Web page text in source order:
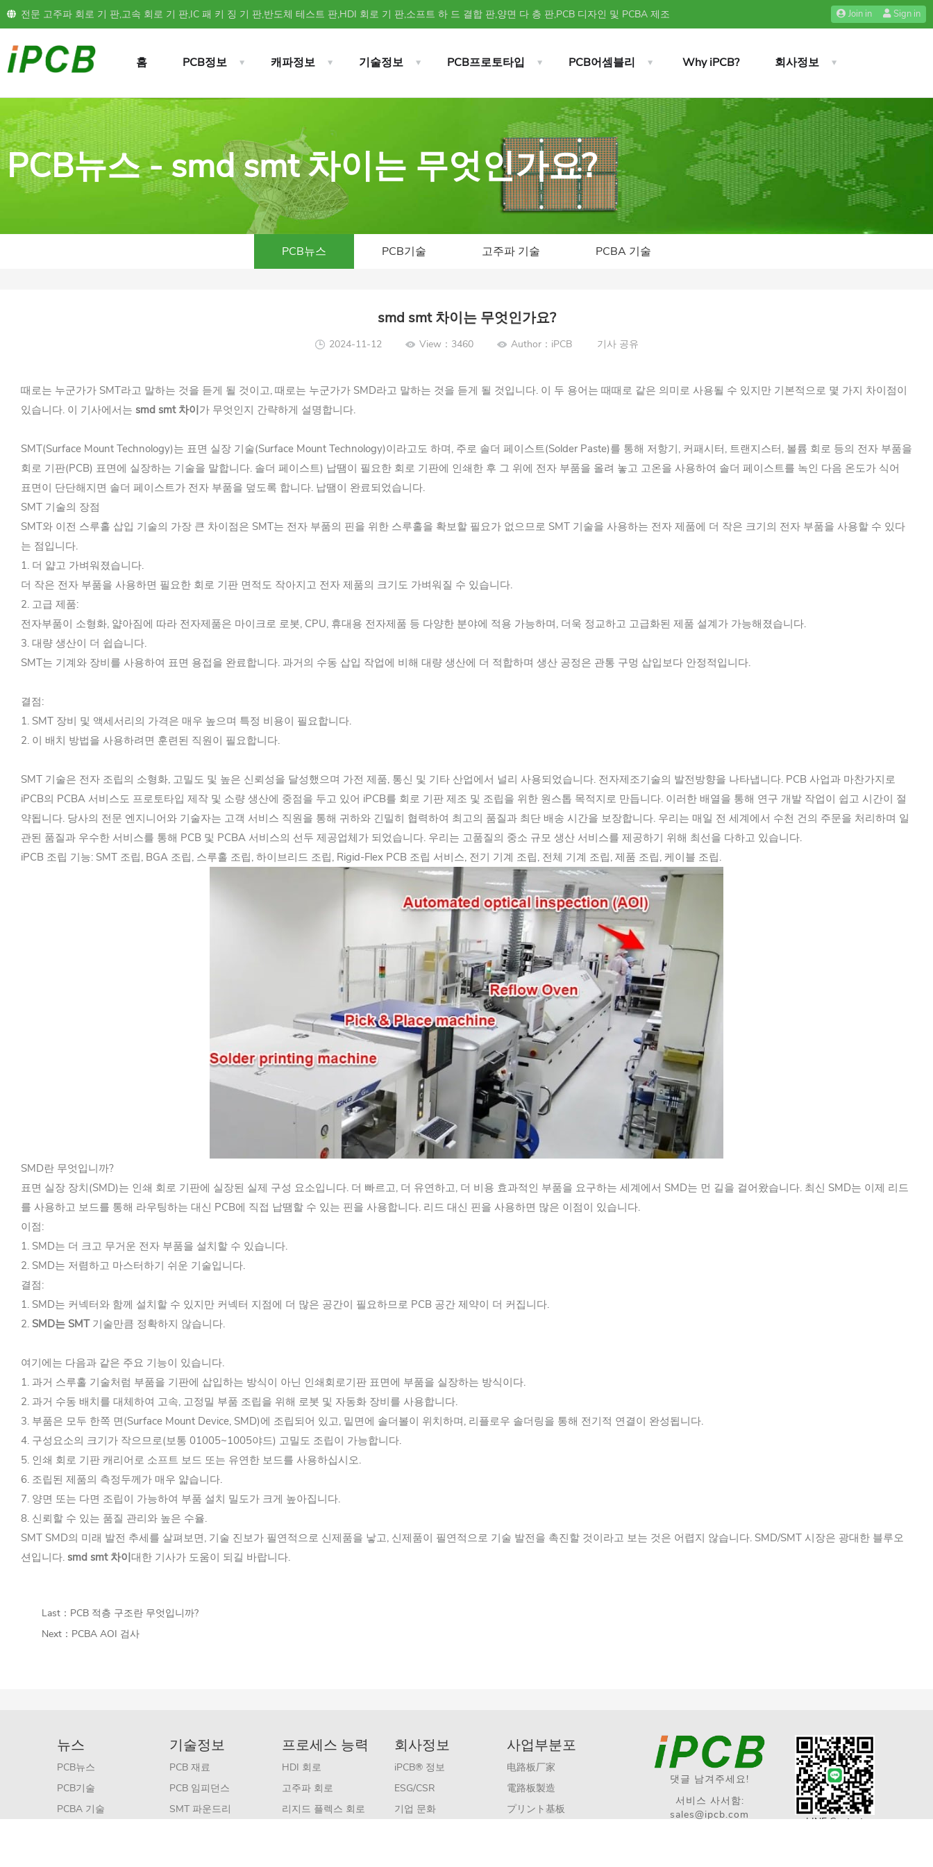
전문 고주파 회로 기 판,고속 회로 기 판,IC 패 키 징 기 판,반도체 테스트 판,HDI 회로 기 판,소프트 하 드 결합 판,양면 다 층 판,PCB 디자인 및 PCBA 제조 Join in Sign in
홈 PCB정보 캐파정보 기술정보 PCB프로토타입 PCB어셈블리 Why iPCB? 회사정보
PCB뉴스 - smd smt 차이는 무엇인가요?
PCB뉴스 PCB기술 고주파 기술 PCBA 기술
smd smt 차이는 무엇인가요?
2024-11-12 View：3460 Author：iPCB 기사 공유
때로는 누군가가 SMT라고 말하는 것을 듣게 될 것이고, 때로는 누군가가 SMD라고 말하는 것을 듣게 될 것입니다. 이 두 용어는 때때로 같은 의미로 사용될 수 있지만 기본적으로 몇 가지 차이점이
있습니다. 이 기사에서는 smd smt 차이 가 무엇인지 간략하게 설명합니다.
SMT(Surface Mount Technology)는 표면 실장 기술(Surface Mount Technology)이라고도 하며, 주로 솔더 페이스트(Solder Paste)를 통해 저항기, 커패시터, 트랜지스터, 볼륨 회로 등의 전자 부품을
회로 기판(PCB) 표면에 실장하는 기술을 말합니다. 솔더 페이스트) 납땜이 필요한 회로 기판에 인쇄한 후 그 위에 전자 부품을 올려 놓고 고온을 사용하여 솔더 페이스트를 녹인 다음 온도가 식어
표면이 단단해지면 솔더 페이스트가 전자 부품을 덮도록 합니다. 납땜이 완료되었습니다.
SMT 기술의 장점
SMT와 이전 스루홀 삽입 기술의 가장 큰 차이점은 SMT는 전자 부품의 핀을 위한 스루홀을 확보할 필요가 없으므로 SMT 기술을 사용하는 전자 제품에 더 작은 크기의 전자 부품을 사용할 수 있다
는 점입니다.
1. 더 얇고 가벼워졌습니다.
더 작은 전자 부품을 사용하면 필요한 회로 기판 면적도 작아지고 전자 제품의 크기도 가벼워질 수 있습니다.
2. 고급 제품:
전자부품이 소형화, 얇아짐에 따라 전자제품은 마이크로 로봇, CPU, 휴대용 전자제품 등 다양한 분야에 적용 가능하며, 더욱 정교하고 고급화된 제품 설계가 가능해졌습니다.
3. 대량 생산이 더 쉽습니다.
SMT는 기계와 장비를 사용하여 표면 용접을 완료합니다. 과거의 수동 삽입 작업에 비해 대량 생산에 더 적합하며 생산 공정은 관통 구멍 삽입보다 안정적입니다.
결점:
1. SMT 장비 및 액세서리의 가격은 매우 높으며 특정 비용이 필요합니다.
2. 이 배치 방법을 사용하려면 훈련된 직원이 필요합니다.
SMT 기술은 전자 조립의 소형화, 고밀도 및 높은 신뢰성을 달성했으며 가전 제품, 통신 및 기타 산업에서 널리 사용되었습니다. 전자제조기술의 발전방향을 나타냅니다. PCB 사업과 마찬가지로
iPCB의 PCBA 서비스도 프로토타입 제작 및 소량 생산에 중점을 두고 있어 iPCB를 회로 기판 제조 및 조립을 위한 원스톱 목적지로 만듭니다. 이러한 배열을 통해 연구 개발 작업이 쉽고 시간이 절
약됩니다. 당사의 전문 엔지니어와 기술자는 고객 서비스 직원을 통해 귀하와 긴밀히 협력하여 최고의 품질과 최단 배송 시간을 보장합니다. 우리는 매일 전 세계에서 수천 건의 주문을 처리하며 일
관된 품질과 우수한 서비스를 통해 PCB 및 PCBA 서비스의 선두 제공업체가 되었습니다. 우리는 고품질의 중소 규모 생산 서비스를 제공하기 위해 최선을 다하고 있습니다.
iPCB 조립 기능: SMT 조립, BGA 조립, 스루홀 조립, 하이브리드 조립, Rigid-Flex PCB 조립 서비스, 전기 기계 조립, 전체 기계 조립, 제품 조립, 케이블 조립.
SMD란 무엇입니까?
표면 실장 장치(SMD)는 인쇄 회로 기판에 실장된 실제 구성 요소입니다. 더 빠르고, 더 유연하고, 더 비용 효과적인 부품을 요구하는 세계에서 SMD는 먼 길을 걸어왔습니다. 최신 SMD는 이제 리드
를 사용하고 보드를 통해 라우팅하는 대신 PCB에 직접 납땜할 수 있는 핀을 사용합니다. 리드 대신 핀을 사용하면 많은 이점이 있습니다.
이점:
1. SMD는 더 크고 무거운 전자 부품을 설치할 수 있습니다.
2. SMD는 저렴하고 마스터하기 쉬운 기술입니다.
결점:
1. SMD는 커넥터와 함께 설치할 수 있지만 커넥터 지점에 더 많은 공간이 필요하므로 PCB 공간 제약이 더 커집니다.
2. SMD는 SMT기술만큼 정확하지 않습니다.
여기에는 다음과 같은 주요 기능이 있습니다.
1. 과거 스루홀 기술처럼 부품을 기판에 삽입하는 방식이 아닌 인쇄회로기판 표면에 부품을 실장하는 방식이다.
2. 과거 수동 배치를 대체하여 고속, 고정밀 부품 조립을 위해 로봇 및 자동화 장비를 사용합니다.
3. 부품은 모두 한쪽 면(Surface Mount Device, SMD)에 조립되어 있고, 밑면에 솔더볼이 위치하며, 리플로우 솔더링을 통해 전기적 연결이 완성됩니다.
4. 구성요소의 크기가 작으므로(보통 01005~1005야드) 고밀도 조립이 가능합니다.
5. 인쇄 회로 기판 캐리어로 소프트 보드 또는 유연한 보드를 사용하십시오.
6. 조립된 제품의 측정두께가 매우 얇습니다.
7. 양면 또는 다면 조립이 가능하여 부품 설치 밀도가 크게 높아집니다.
8. 신뢰할 수 있는 품질 관리와 높은 수율.
SMT SMD의 미래 발전 추세를 살펴보면, 기술 진보가 필연적으로 신제품을 낳고, 신제품이 필연적으로 기술 발전을 촉진할 것이라고 보는 것은 어렵지 않습니다. SMD/SMT 시장은 광대한 블루오
션입니다. smd smt 차이 대한 기사가 도움이 되길 바랍니다.
Last： PCB 적층 구조란 무엇입니까?
Next： PCBA AOI 검사
뉴스
PCB뉴스
PCB기술
PCBA 기술
기술정보
PCB 재료
PCB 임피던스
SMT 파운드리
프로세스 능력
HDI 회로
고주파 회로
리지드 플렉스 회로
회사정보
iPCB® 정보
ESG/CSR
기업 문화
사업부분포
电路板厂家
電路板製造
プリント基板
댓글 남겨주세요!
서비스 사서함:
sales@ipcb.com
LINE Contact